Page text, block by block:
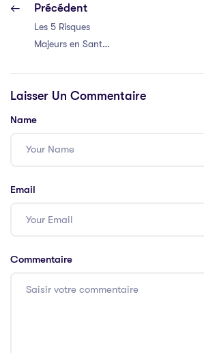
Précédent
Les 5 Risques
Majeurs en Santé
Comment le
Prévient
Laisser Un Commentaire
Name
Email
Commentaire